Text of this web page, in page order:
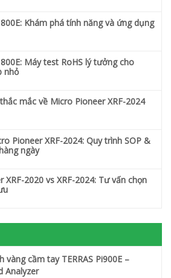
Khám phá tính năng và ứng dụng
Máy test RoHS lý tưởng cho
nhỏ
mắc về Micro Pioneer XRF-2024
Pioneer XRF-2024: Quy trình SOP &
ngày
XRF-2020 vs XRF-2024: Tư vấn chọn
vàng cầm tay TERRAS Pi900E –
Analyzer